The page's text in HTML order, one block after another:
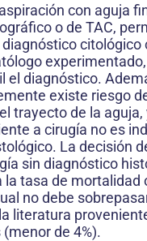
con aguja
o de TAC,
citológico
el diagnóstico.
existe riesgo
trayecto de la aguja,
a cirugía no es
La decisión
sin diagnóstico
la tasa de mortalidad
no debe
literatura
de 4%).